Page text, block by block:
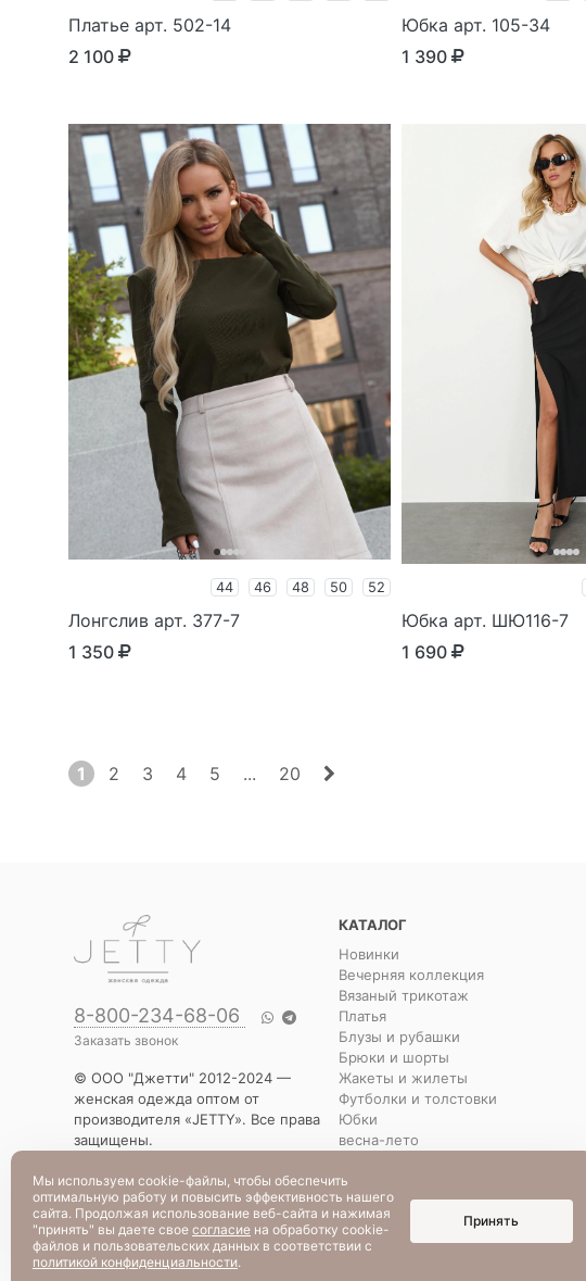
Платье арт. 502-14
2 100
Юбка арт. 105-34
1 390
44 46 48 50 52
Лонгслив арт. 377-7
1 350
Юбка арт. ШЮ116-7
1 690
1 2 3 4 5 ... 20
8-800-234-68-06
Заказать звонок
© ООО "Джетти" 2012-2024 —
женская одежда оптом от
производителя «JETTY». Все права
защищены.
условия их приобретения
действительны по состоянию на
текущую дату.
КАТАЛОГ
Новинки
Вечерняя коллекция
Вязаный трикотаж
Платья
Блузы и рубашки
Брюки и шорты
Жакеты и жилеты
Футболки и толстовки
Юбки
весна-лето
Уценка
Мы используем cookie-файлы, чтобы обеспечить
оптимальную работу и повысить эффективность нашего
сайта. Продолжая использование веб-сайта и нажимая
"принять" вы даете свое согласие на обработку cookie-
файлов и пользовательских данных в соответствии с
политикой конфиденциальности.
Принять